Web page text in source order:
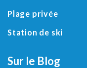
Plage privée
Station de ski
Sur le Blog